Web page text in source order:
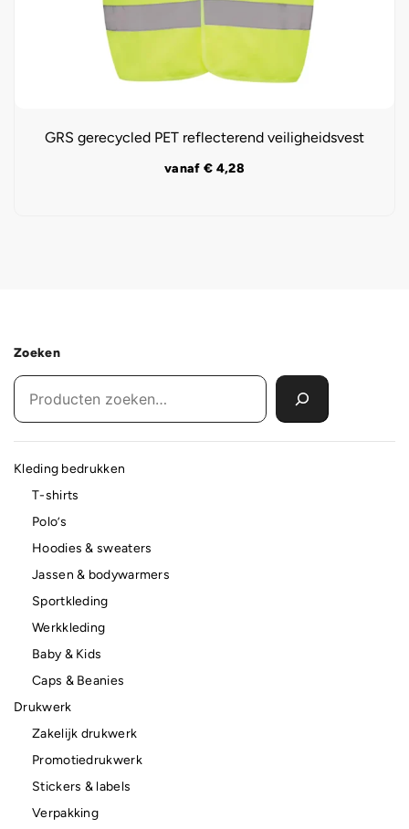
GRS gerecycled PET reflecterend veiligheidsvest
vanaf € 4,28
Zoeken
Kleding bedrukken
T-shirts
Polo’s
Hoodies & sweaters
Jassen & bodywarmers
Sportkleding
Werkkleding
Baby & Kids
Caps & Beanies
Drukwerk
Zakelijk drukwerk
Promotiedrukwerk
Stickers & labels
Verpakking